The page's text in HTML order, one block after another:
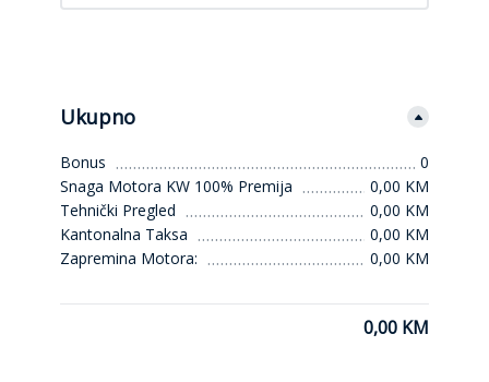
Ukupno
Bonus
0
Snaga Motora KW 100% Premija
0,00 KM
Tehnički Pregled
0,00 KM
Kantonalna Taksa
0,00 KM
Zapremina Motora:
0,00 KM
0,00 KM